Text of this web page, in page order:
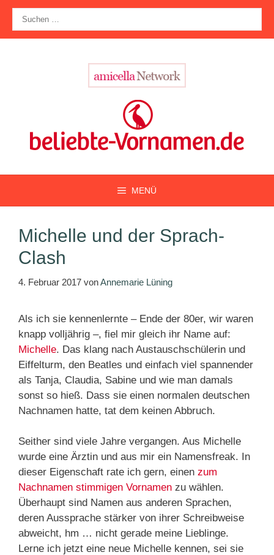
Zum
Inhalt
springen
nach:
MENÜ
Michelle und der Sprach-
Clash
4. Februar 2017 vonAnnemarie Lüning
Als ich sie kennenlernte – Ende der 80er, wir waren
knapp volljährig –, fiel mir gleich ihr Name auf:
Michelle. Das klang nach Austauschschülerin und
Eiffelturm, den Beatles und einfach viel spannender
als Tanja, Claudia, Sabine und wie man damals
sonst so hieß. Dass sie einen normalen deutschen
Nachnamen hatte, tat dem keinen Abbruch.
Seither sind viele Jahre vergangen. Aus Michelle
wurde eine Ärztin und aus mir ein Namensfreak. In
dieser Eigenschaft rate ich gern, einen zum
Nachnamen stimmigen Vornamen zu wählen.
Überhaupt sind Namen aus anderen Sprachen,
deren Aussprache stärker von ihrer Schreibweise
abweicht, hm … nicht gerade meine Lieblinge.
Lerne ich jetzt eine neue Michelle kennen, sei sie